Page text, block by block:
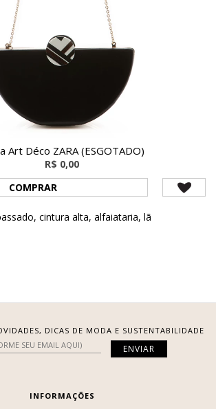
Art Déco ZARA (ESGOTADO)
R$ 0,00
COMPRAR
, cintura alta, alfaiataria, lã
DICAS DE MODA E SUSTENTABILIDADE
INFORMAÇÕES